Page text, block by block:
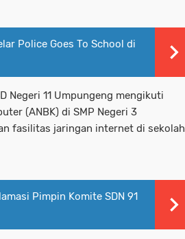
Police Goes To School di
Negeri 11 Umpungeng mengikuti
(ANBK) di SMP Negeri 3
fasilitas jaringan internet di sekolah
Pimpin Komite SDN 91